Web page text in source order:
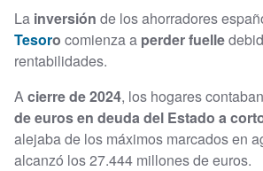
La inversión de los ahorradores
Tesoro comienza a perder fuelle
rentabilidades.
Acierre de 2024, los hogares contaban
de euros en deuda del Estado a
alejaba de los máximos marcados en
alcanzó los 27.444 millones de euros.